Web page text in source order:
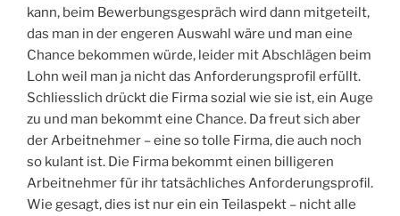
kann, beim Bewerbungsgespräch wird dann mitgeteilt,
das man in der engeren Auswahl wäre und man eine
Chance bekommen würde, leider mit Abschlägen beim
Lohn weil man ja nicht das Anforderungsprofil erfüllt.
Schliesslich drückt die Firma sozial wie sie ist, ein Auge
zu und man bekommt eine Chance. Da freut sich aber
der Arbeitnehmer – eine so tolle Firma, die auch noch
so kulant ist. Die Firma bekommt einen billigeren
Arbeitnehmer für ihr tatsächliches Anforderungsprofil.
Wie gesagt, dies ist nur ein ein Teilaspekt – nicht alle